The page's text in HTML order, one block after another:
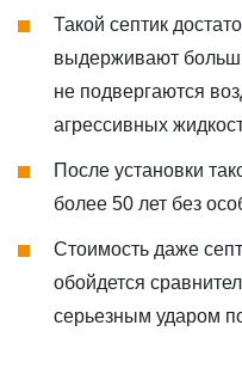
Такой септик
выдерживают
не подвергаются
агрессивных
После установки
более 50 лет без
Стоимость даже
обойдется
серьезным ударом